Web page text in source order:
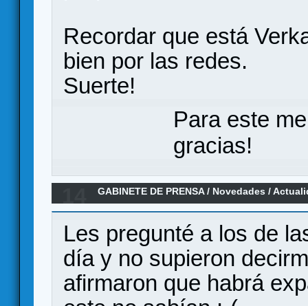
Recordar que está
bien por las redes.
Suerte!
Para este
gracias!
GABINETE DE PRENSA/ Novedades /
Abril 2020]
Les pregunté a los de
día y no supieron
afirmaron que habrá